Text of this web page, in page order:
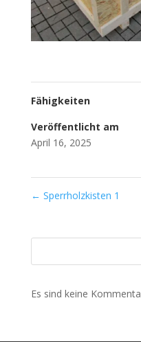
Fähigkeiten
Veröffentlicht am
April 16, 2025
← Sperrholzkisten 1
Es sind keine